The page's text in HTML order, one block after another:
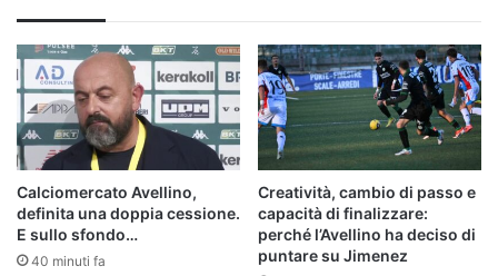
ancora
il
Napoli
Calciomercato Avellino,
definita una doppia cessione.
E sullo sfondo…
40 minuti fa
Creatività, cambio di passo e
capacità di finalizzare:
perché l’Avellino ha deciso di
puntare su Jimenez